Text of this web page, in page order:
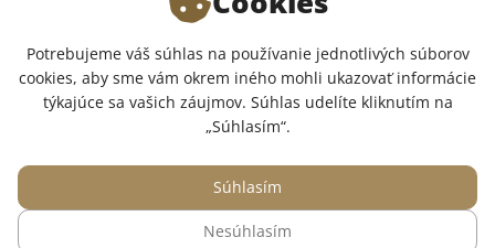
O OBCHODE
SME V SOCIÁLNYCH SIEŤACH:
Potrebujeme váš súhlas na používanie jednotlivých súborov
cookies, aby sme vám okrem iného mohli ukazovať informácie
týkajúce sa vašich záujmov. Súhlas udelíte kliknutím na
„Súhlasím“.
Nesúhlasím
Súhlasím